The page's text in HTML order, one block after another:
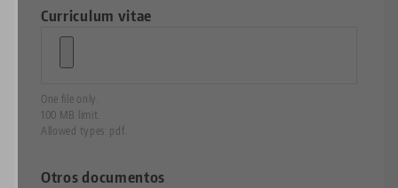
Curriculum vitae
One file only.
100 MB limit.
Allowed types: pdf.
Otros documentos